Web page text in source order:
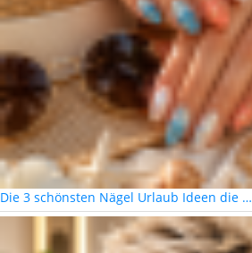
Die 3 schönsten Nägel Urlaub Ideen die …